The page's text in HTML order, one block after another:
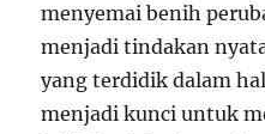
menyemai benih
menjadi tindakan
yang terdidik dalam
menjadi kunci untuk